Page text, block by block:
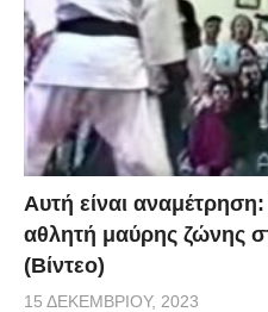
Αυτή είναι
αθλητή μαύρης ζώνης
(Βίντεο)
15 ΔΕΚΕΜΒΡΊΟΥ, 2023